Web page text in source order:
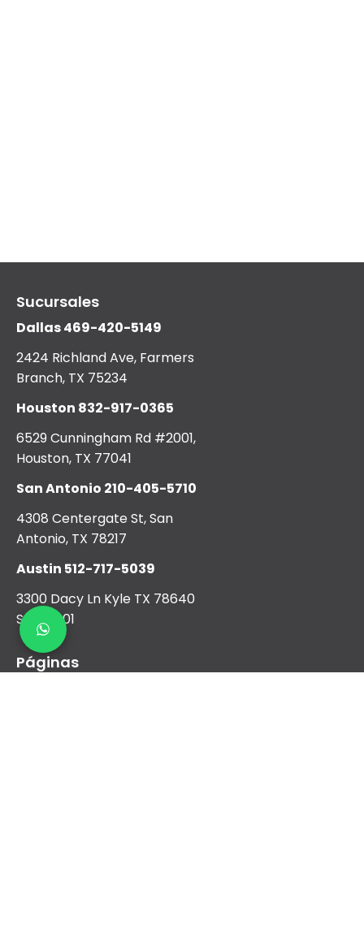
Sucursales
Dallas469-420-5149
2424 Richland Ave, Farmers
Branch, TX 75234
Houston 832-917-0365
6529 Cunningham Rd #2001,
Houston, TX 77041
San Antonio 210-405-5710
4308 Centergate St, San
Antonio, TX 78217
Austin 512-717-5039
3300 Dacy Ln Kyle TX 78640
Suite 1001
Páginas